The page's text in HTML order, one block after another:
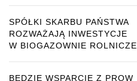
SPÓŁKI SKARBU PAŃSTWA
ROZWAŻAJĄ INWESTYCJE
W BIOGAZOWNIE ROLNICZE
BĘDZIE WSPARCIE Z PROW